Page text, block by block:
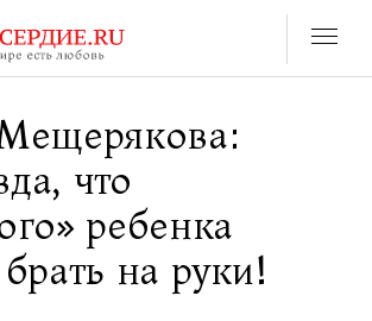
что
ребенка
на руки!